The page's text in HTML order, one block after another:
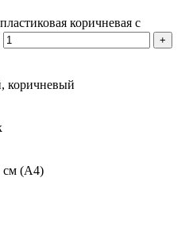
коричневая с
коричневый
см (А4)